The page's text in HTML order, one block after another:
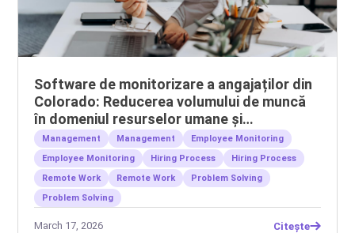
Software de monitorizare a angajaților din
Colorado: Reducerea volumului de muncă
în domeniul resurselor umane și
gestionarea echipelor la distanță
Management Management
Employee Monitoring
Employee Monitoring
Hiring Process
Hiring Process
Remote Work
Remote Work
Problem Solving
Problem Solving
March 17, 2026 Citește